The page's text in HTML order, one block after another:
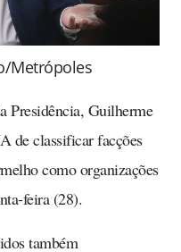
Metrópoles
Presidência, Guilherme
de classificar facções
como organizações
feira (28).
também